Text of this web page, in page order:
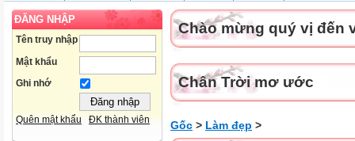
ĐĂNG NHẬP
Tên truy nhập
Mật khẩu
Ghi nhớ
Quên mật khẩu ĐK thành viên
Chào mừng quý vị đến
Chân Trời mơ ước
Gốc > Làm đẹp >